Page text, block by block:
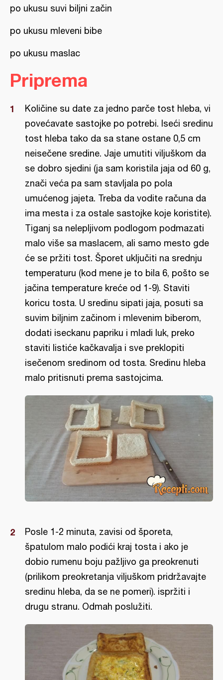
po ukusu suvi biljni začin
po ukusu mleveni bibe
po ukusu maslac
Priprema
Količine su date za jedno parče tost hleba, vi
povećavate sastojke po potrebi. Iseći sredinu
tost hleba tako da sa stane ostane 0,5 cm
neisečene sredine. Jaje umutiti viljuškom da
se dobro sjedini (ja sam koristila jaja od 60 g,
znači veća pa sam stavljala po pola
umućenog jajeta. Treba da vodite računa da
ima mesta i za ostale sastojke koje koristite).
Tiganj sa nelepljivom podlogom podmazati
malo više sa maslacem, ali samo mesto gde
će se pržiti tost. Šporet uključiti na srednju
temperaturu (kod mene je to bila 6, pošto se
jačina temperature kreće od 1-9). Staviti
koricu tosta. U sredinu sipati jaja, posuti sa
suvim biljnim začinom i mlevenim biberom,
dodati iseckanu papriku i mladi luk, preko
staviti listiće kačkavalja i sve preklopiti
isečenom sredinom od tosta. Sredinu hleba
malo pritisnuti prema sastojcima.
Posle 1-2 minuta, zavisi od šporeta,
špatulom malo podići kraj tosta i ako je
dobio rumenu boju pažljivo ga preokrenuti
(prilikom preokretanja viljuškom pridržavajte
sredinu hleba, da se ne pomeri). ispržiti i
drugu stranu. Odmah poslužiti.